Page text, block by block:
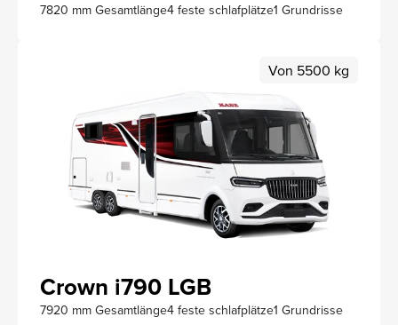
7820 mm Gesamtlänge4 feste schlafplätze1 Grundrisse
Von 5500 kg
Crown i790 LGB
7920 mm Gesamtlänge4 feste schlafplätze1 Grundrisse